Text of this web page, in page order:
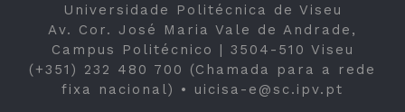
Universidade Politécnica de Viseu
Av. Cor. José Maria Vale de Andrade,
Campus Politécnico | 3504-510 Viseu
(+351) 232 480 700 (Chamada para a rede
fixa nacional) • uicisa-e@sc.ipv.pt